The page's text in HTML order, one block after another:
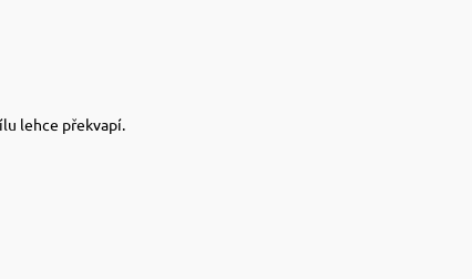
lehce překvapí.